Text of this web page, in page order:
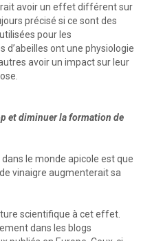
avoir un effet différent sur
précisé si ce sont des
pour les
d’abeilles ont une physiologie
avoir un impact sur leur
et diminuer la formation de
le monde apicole est que
vinaigre augmenterait sa
scientifique à cet effet.
dans les blogs